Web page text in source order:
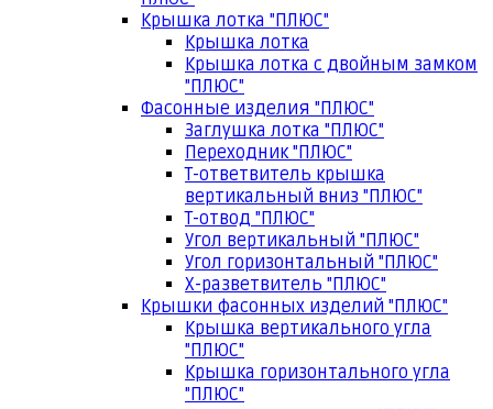
Крышка лотка "ПЛЮС"
Крышка лотка
Крышка лотка с двойным замком
"ПЛЮС"
Фасонные изделия "ПЛЮС"
Заглушка лотка "ПЛЮС"
Переходник "ПЛЮС"
Т-ответвитель крышка
вертикальный вниз "ПЛЮС"
Т-отвод "ПЛЮС"
Угол вертикальный "ПЛЮС"
Угол горизонтальный "ПЛЮС"
Х-разветвитель "ПЛЮС"
Крышки фасонных изделий "ПЛЮС"
Крышка вертикального угла
"ПЛЮС"
Крышка горизонтального угла
"ПЛЮС"